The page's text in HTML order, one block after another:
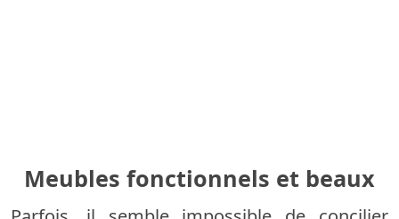
Meubles fonctionnels et beaux